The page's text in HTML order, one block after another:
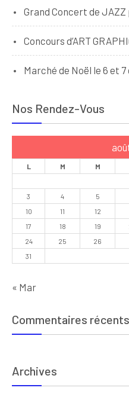
Grand Concert de
Concours d’ART
Marché de Noël le 6 et
Nos Rendez-Vous
L M M
3
4 5
10
11 12
17
18 19
24
25 26
31
« Mar
Commentaires récents
Archives